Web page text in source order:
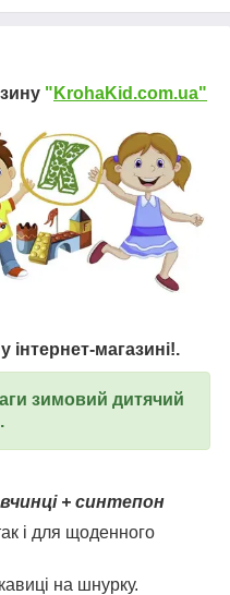
" KrohaKid.com.ua"
інтернет-магазині!.
зимовий дитячий
+ синтепон
і для щоденного
на шнурку.